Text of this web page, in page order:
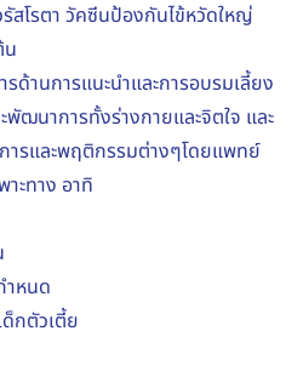
สโรตา วัคซีนป้องกันไข้หวัดใหญ่
น
รด้านการแนะนำและการอบรมเลี้ยง
ฒนาการทั้งร่างกายและจิตใจ และ
รและพฤติกรรมต่างๆโดยแพทย์
ะทาง อาทิ
หนด
กตัวเตี้ย